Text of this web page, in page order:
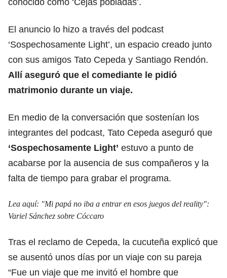
El anuncio lo hizo a través del podcast
‘Sospechosamente Light’, un espacio creado junto
con sus amigos Tato Cepeda y Santiago Rendón.
Allí aseguró que el comediante le pidió
matrimonio durante un viaje.
En medio de la conversación que sostenían los
integrantes del podcast, Tato Cepeda aseguró que
‘Sospechosamente Light’ estuvo a punto de
acabarse por la ausencia de sus compañeros y la
falta de tiempo para grabar el programa.
Lea aquí: "Mi papá no iba a entrar en esos juegos del reality":
Variel Sánchez sobre Cóccaro
Tras el reclamo de Cepeda, la cucuteña explicó que
se ausentó unos días por un viaje con su pareja
“Fue un viaje que me invitó el hombre que